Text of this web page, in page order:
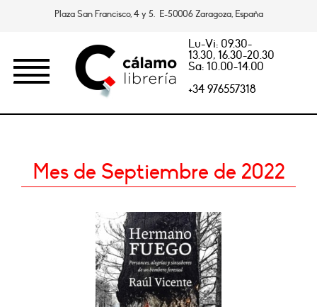
Plaza San Francisco, 4 y 5. E-50006 Zaragoza, España
Lu-Vi: 09.30-
13.30, 16.30-20.30
Sa: 10.00-14.00
+34 976557318
Mes de Septiembre de 2022